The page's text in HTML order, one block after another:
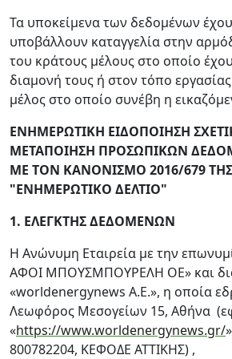
Τα υποκείμενα των δεδομένων
υποβάλλουν καταγγελία στην
του κράτους μέλους στο οποίο
διαμονή τους ή στον τόπο
μέλος στο οποίο συνέβη η
ΕΝΗΜΕΡΩΤΙΚΗ ΕΙΔΟΠΟΙΗΣΗ
ΜΕΤΑΠΟΙΗΣΗ ΠΡΟΣΩΠΙΚΩΝ
ΜΕ ΤΟΝ ΚΑΝΟΝΙΣΜΟ 2016/679 ΤΗΣ
"ΕΝΗΜΕΡΩΤΙΚΟ ΔΕΛΤΙΟ"
1. ΕΛΕΓΚΤΗΣ ΔΕΔΟΜΕΝΩΝ
Η Ανώνυμη Εταιρεία με την
ΑΦΟΙ ΜΠΟΥΣΜΠΟΥΡΕΛΗ ΟΕ» και
«worldenergynews Α.Ε.», η οποία
Λεωφόρος Μεσογείων 15, Αθήνα
«https://www.worldenergynews.gr/
800782204, ΚΕΦΟΔΕ ΑΤΤΙΚΗΣ) ,